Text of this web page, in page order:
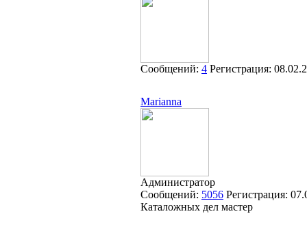
Сообщений: 4 Регистрация:
Marianna
Администратор
Сообщений: 5056 Регистрация:
Каталожных дел мастер